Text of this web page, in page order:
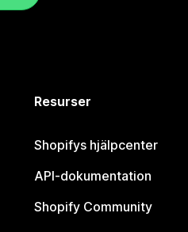
Resurser
Shopifys hjälpcenter
API-dokumentation
Shopify Community